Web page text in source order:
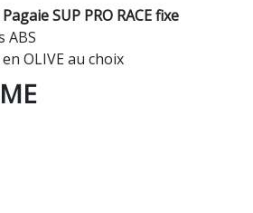
SUP PRO RACE fixe
ABS
OLIVE au choix